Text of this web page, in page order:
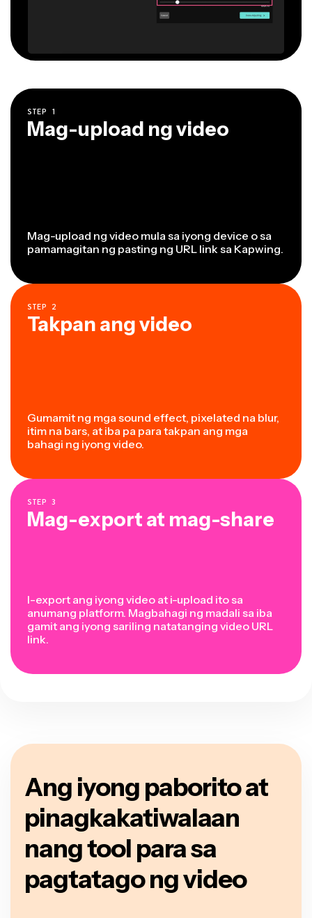
STEP 1
Mag-upload ng video
Mag-upload ng video mula sa iyong device o sa
pamamagitan ng pasting ng URL link sa Kapwing.
STEP 2
Takpan ang video
Gumamit ng mga sound effect, pixelated na blur,
itim na bars, at iba pa para takpan ang mga
bahagi ng iyong video.
STEP 3
Mag-export at mag-share
I-export ang iyong video at i-upload ito sa
anumang platform. Magbahagi ng madali sa iba
gamit ang iyong sariling natatanging video URL
link.
Ang iyong paborito at
pinagkakatiwalaan
nang tool para sa
pagtatago ng video